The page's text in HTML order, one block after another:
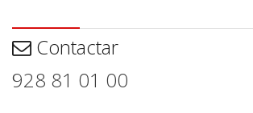
Contactar
928 81 01 00